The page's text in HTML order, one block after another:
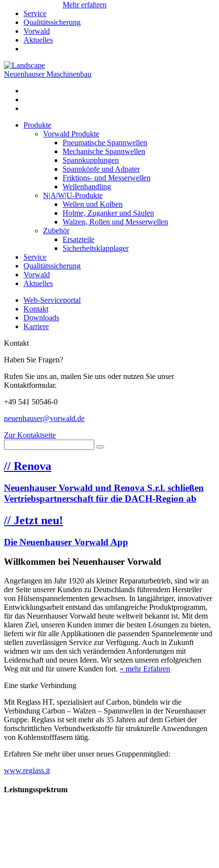
Mehr erfahren
Service
Qualitätssicherung
Vorwald
Aktuelles
Neuenhauser Maschinenbau
Produkte
Vorwald Produkte
Pneumatische Spannwellen
Mechanische Spannwellen
Spannkupplungen
Spannköpfe und Adpater
Friktions- und Messerwellen
Wellenhandling
N|A|W|U-Produkte
Wellen und Kolben
Holme, Zuganker und Säulen
Walzen, Rollen und Messerwellen
Zubehör
Ersatzteile
Sicherheitsklapplager
Service
Qualitätssicherung
Vorwald
Aktuelles
Web-Serviceportal
Kontakt
Downloads
Karriere
Kontakt
Haben Sie Fragen?
Rufen Sie uns an, mailen Sie uns oder nutzen Sie unser
Kontaktformular.
+49 541 50546-0
neuenhauser@vorwald.de
Zur Kontaktseite
// Renova
Neuenhauser Vorwald und Renova S.r.l. schließen
Vertriebspartnerschaft für die DACH-Region ab
// Jetzt neu!
Die Neuenhauser Vorwald App
Willkommen bei Neuenhauser Vorwald
Angefangen im Jahr 1920 als kleiner Reparaturbetrieb, sind wir an
der Seite unserer Kunden zu Deutschlands führendem Hersteller
von Hülsenspannelementen gewachsen. In langjähriger, innovativer
Entwicklungsarbeit entstand das umfangreiche Produktprogramm,
für das Neuenhauser Vorwald heute weltweit bekannt ist. Mit dem
klaren Ziel, unseren Kunden immer die besten Lösungen zu bieten,
liefern wir für alle Applikationen die passenden Spannelemente und
stellen zuverlässigen Service zur Verfügung. Auch in Zukunft
widmen wir uns den sich verändernden Anforderungen mit
Leidenschaft und neuen Ideen. Wir setzen unseren erfolgreichen
Weg mit und für unsere Kunden fort. » mehr Erfahren
Eine starke Verbindung
Mit Reglass HT, spezialisiert auf Carbon, bündeln wir die
Verbindung Carbon – Walzen – Spannwellen in der Neuenhauser
Gruppe. Reglass ist seit mehr als 35 Jahren auf dem Gebiet der
fortschrittlichen Verbundwerkstoffe für strukturelle Anwendungen
von Kohlenstofffasern tätig.
Erfahren Sie mehr über unser neues Gruppenmitglied:
www.reglass.it
Leistungsspektrum